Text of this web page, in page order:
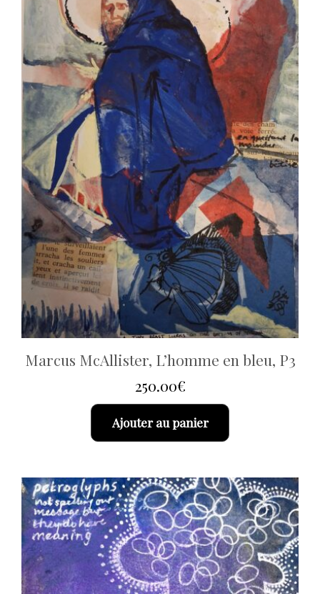
Marcus McAllister, L’homme en bleu, P3
250.00€
Ajouter au panier